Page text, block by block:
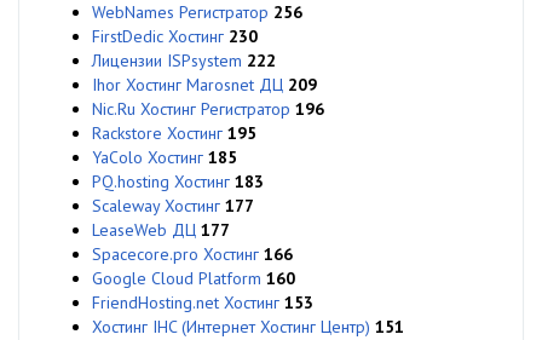
WebNames Регистратор 256
FirstDedic Хостинг 230
Лицензии ISPsystem 222
Ihor Хостинг Marosnet ДЦ 209
Nic.Ru Хостинг Регистратор 196
Rackstore Хостинг 195
YaColo Хостинг 185
PQ.hosting Хостинг 183
Scaleway Хостинг 177
LeaseWeb ДЦ 177
Spacecore.pro Хостинг 166
Google Cloud Platform 160
FriendHosting.net Хостинг 153
Хостинг IHC (Интернет Хостинг Центр) 151